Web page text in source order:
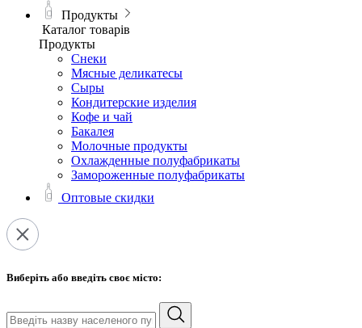
Продукты
Каталог товарів
Продукты
Снеки
Мясные деликатесы
Сыры
Кондитерские изделия
Кофе и чай
Бакалея
Молочные продукты
Охлажденные полуфабрикаты
Замороженные полуфабрикаты
Оптовые скидки
Виберіть або введіть своє місто: